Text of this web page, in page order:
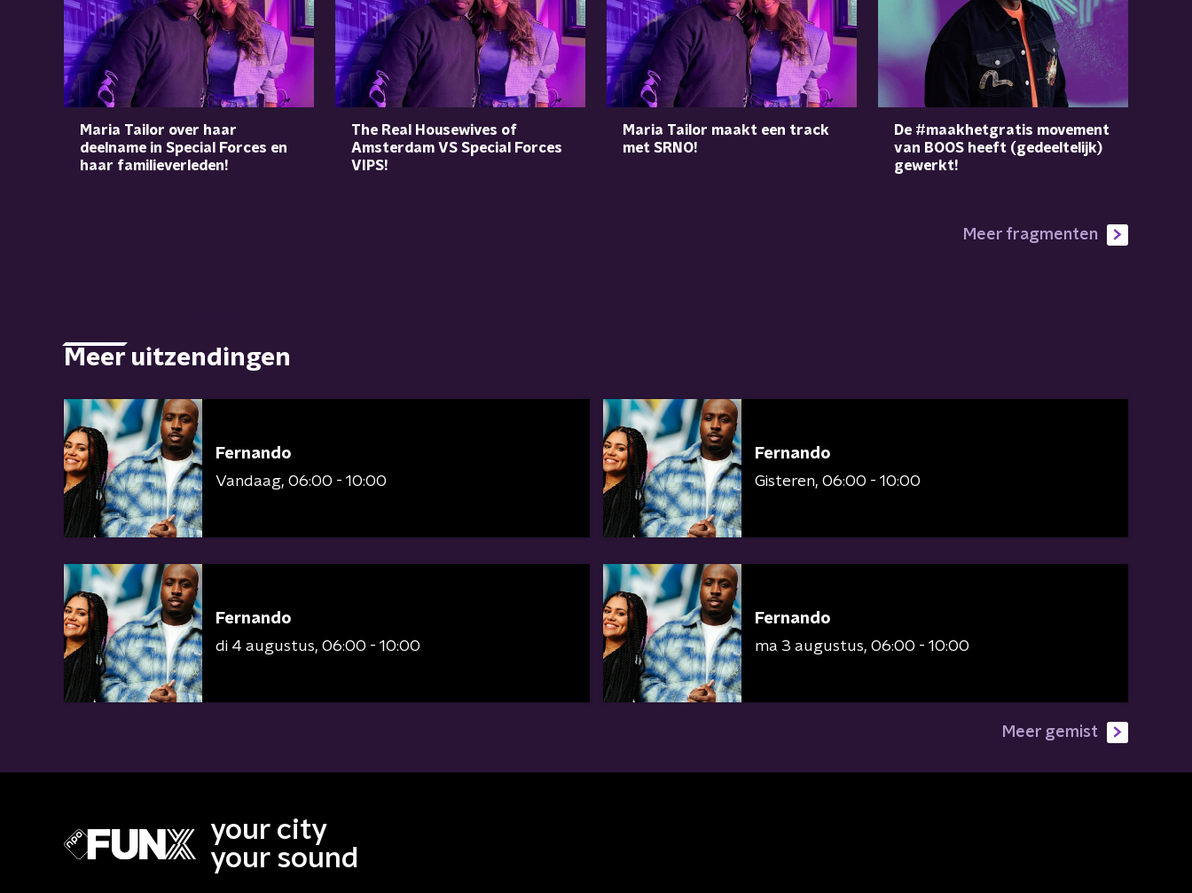
Maria Tailor over haar
deelname in Special Forces en
haar familieverleden!
The Real Housewives of
Amsterdam VS Special Forces
VIPS!
Maria Tailor maakt een track
met SRNO!
De #maakhetgratis movement
van BOOS heeft (gedeeltelijk)
gewerkt!
Meer fragmenten
Meer uitzendingen
Fernando
Vandaag 06:00 - 10:00
Fernando
Gisteren 06:00 - 10:00
Fernando
di 4 augustus 06:00 - 10:00
Fernando
ma 3 augustus 06:00 - 10:00
Meer gemist
your city
your sound